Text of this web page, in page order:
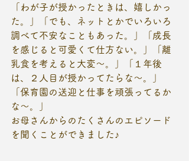
「わが子が授かったときは、嬉しかっ
た。」「でも、ネットとかでいろいろ
調べて不安なこともあった。」「成長
を感じると可愛くて仕方ない。」「離
乳食を考えると大変～。」「１年後
は、２人目が授かってたらな～。」
「保育園の送迎と仕事を頑張ってるか
な～。」
お母さんからのたくさんのエピソード
を聞くことができました♪